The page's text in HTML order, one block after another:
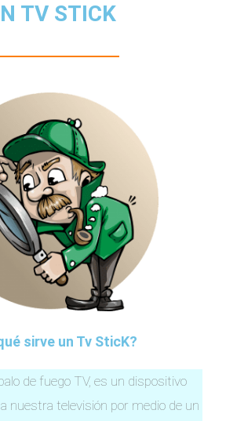
TV STICK
sirve un Tv SticK?
de fuego TV, es un dispositivo
nuestra televisión por medio de un